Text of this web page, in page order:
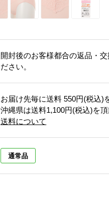
開封後のお客様都合の返品・
ださい。
お届け先毎に送料 550円(税込)
沖縄県は送料1,100円(税込)を頂
送料について
通常品